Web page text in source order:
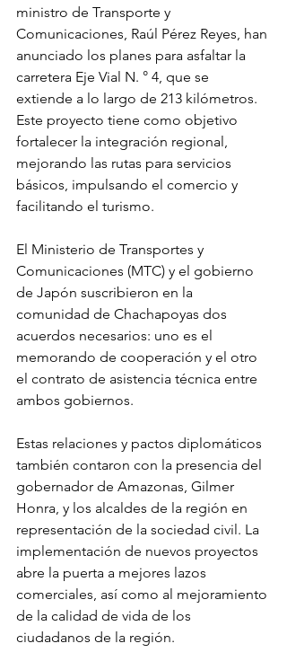
ministro de Transporte y
Comunicaciones, Raúl Pérez Reyes, han
anunciado los planes para asfaltar la
carretera Eje Vial N. ° 4, que se
extiende a lo largo de 213 kilómetros.
Este proyecto tiene como objetivo
fortalecer la integración regional,
mejorando las rutas para servicios
básicos, impulsando el comercio y
facilitando el turismo.
El Ministerio de Transportes y
Comunicaciones (MTC) y el gobierno
de Japón suscribieron en la
comunidad de Chachapoyas dos
acuerdos necesarios: uno es el
memorando de cooperación y el otro
el contrato de asistencia técnica entre
ambos gobiernos.
Estas relaciones y pactos diplomáticos
también contaron con la presencia del
gobernador de Amazonas, Gilmer
Honra, y los alcaldes de la región en
representación de la sociedad civil. La
implementación de nuevos proyectos
abre la puerta a mejores lazos
comerciales, así como al mejoramiento
de la calidad de vida de los
ciudadanos de la región.